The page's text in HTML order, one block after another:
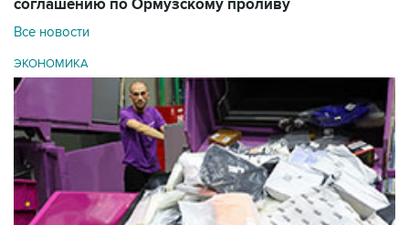
соглашению по Ормузскому проливу
Все новости
ЭКОНОМИКА